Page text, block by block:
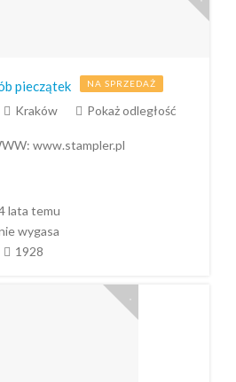
pieczątek NA SPRZEDAŻ
Kraków Pokaż odległość
www.stampler.pl
lata temu
wygasa
1928